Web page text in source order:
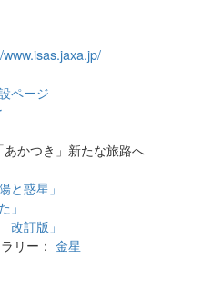
ページ
かつき」新たな旅路へ
と惑星」
」
改訂版」
リー：金星